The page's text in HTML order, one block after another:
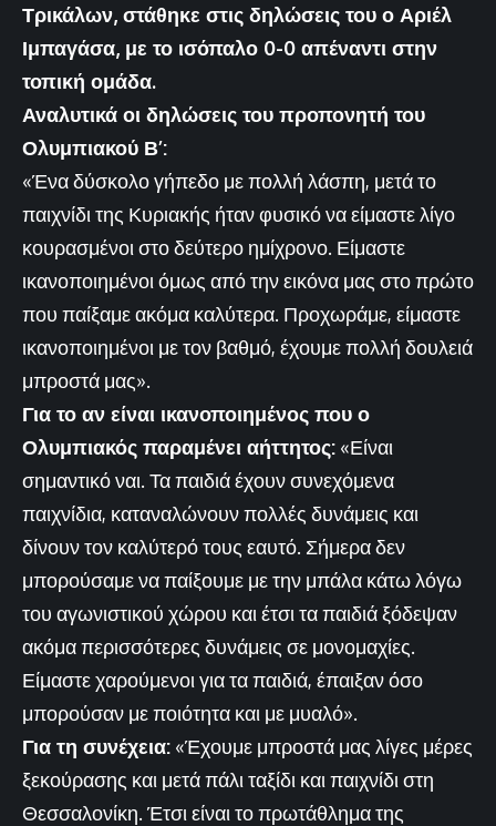
Τρικάλων, στάθηκε στις δηλώσεις του ο Αριέλ
Ιμπαγάσα, με το ισόπαλο 0-0 απέναντι στην
τοπική ομάδα.
Αναλυτικά οι δηλώσεις του προπονητή του
Ολυμπιακού Β’:
«Ένα δύσκολο γήπεδο με πολλή λάσπη, μετά το
παιχνίδι της Κυριακής ήταν φυσικό να είμαστε λίγο
κουρασμένοι στο δεύτερο ημίχρονο. Είμαστε
ικανοποιημένοι όμως από την εικόνα μας στο πρώτο
που παίξαμε ακόμα καλύτερα. Προχωράμε, είμαστε
ικανοποιημένοι με τον βαθμό, έχουμε πολλή δουλειά
μπροστά μας».
Για το αν είναι ικανοποιημένος που ο
Ολυμπιακός παραμένει αήττητος: «Είναι
σημαντικό ναι. Τα παιδιά έχουν συνεχόμενα
παιχνίδια, καταναλώνουν πολλές δυνάμεις και
δίνουν τον καλύτερό τους εαυτό. Σήμερα δεν
μπορούσαμε να παίξουμε με την μπάλα κάτω λόγω
του αγωνιστικού χώρου και έτσι τα παιδιά ξόδεψαν
ακόμα περισσότερες δυνάμεις σε μονομαχίες.
Είμαστε χαρούμενοι για τα παιδιά, έπαιξαν όσο
μπορούσαν με ποιότητα και με μυαλό».
Για τη συνέχεια: «Έχουμε μπροστά μας λίγες μέρες
ξεκούρασης και μετά πάλι ταξίδι και παιχνίδι στη
Θεσσαλονίκη. Έτσι είναι το πρωτάθλημα της